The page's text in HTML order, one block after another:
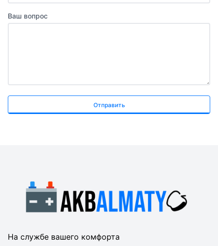
Ваш вопрос
Отправить
На службе вашего комфорта